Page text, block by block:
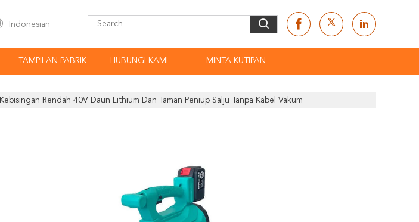
Indonesian
TAMPILAN PABRIK HUBUNGI KAMI MINTA KUTIPAN
Kebisingan Rendah 40V Daun Lithium Dan Taman Peniup Salju Tanpa Kabel Vakum